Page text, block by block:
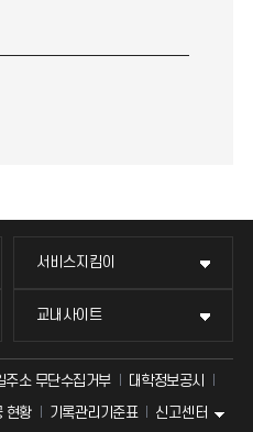
서비스지킴이
교내사이트
주소 무단수집거부
대학정보공시
현황
기록관리기준표 신고센터